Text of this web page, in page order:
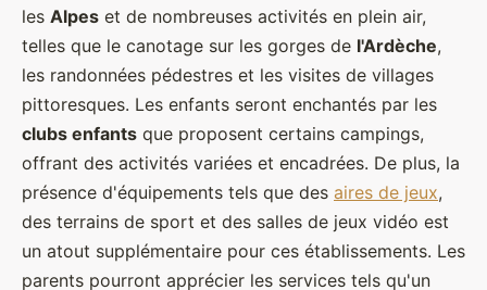
les Alpes et de nombreuses activités en plein air,
telles que le canotage sur les gorges de l'Ardèche,
les randonnées pédestres et les visites de villages
pittoresques. Les enfants seront enchantés par les
clubs enfants que proposent certains campings,
offrant des activités variées et encadrées. De plus, la
présence d'équipements tels que des aires de jeux,
des terrains de sport et des salles de jeux vidéo est
un atout supplémentaire pour ces établissements. Les
parents pourront apprécier les services tels qu'un